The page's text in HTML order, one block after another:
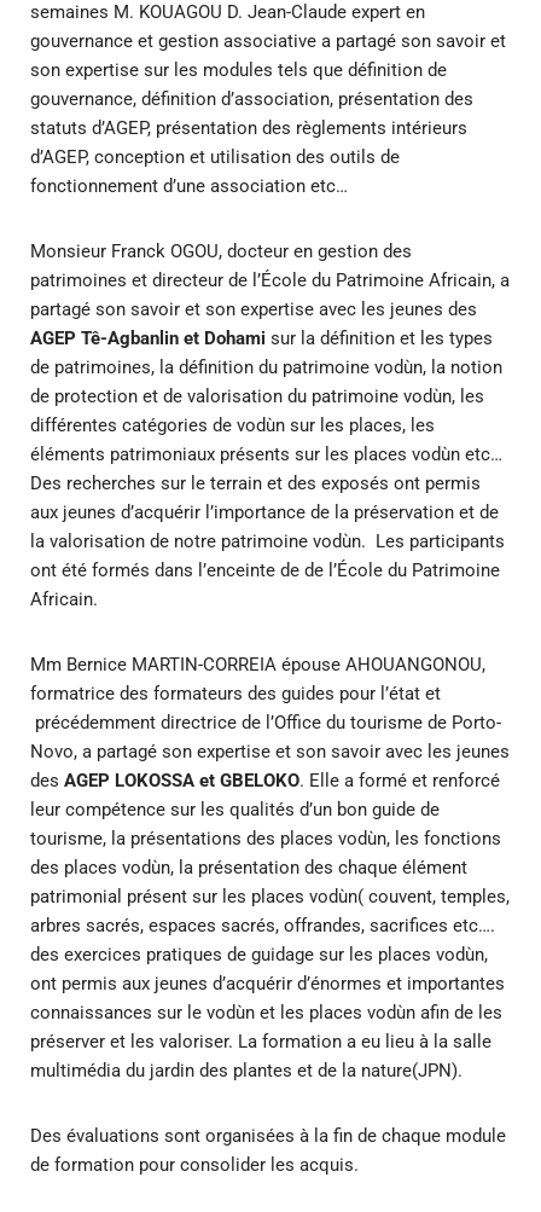
semaines M. KOUAGOU D. Jean-Claude expert en
gouvernance et gestion associative a partagé son savoir et
son expertise sur les modules tels que définition de
gouvernance, définition d’association, présentation des
statuts d’AGEP, présentation des règlements intérieurs
d’AGEP, conception et utilisation des outils de
fonctionnement d’une association etc…
Monsieur Franck OGOU, docteur en gestion des
patrimoines et directeur de l’École du Patrimoine Africain, a
partagé son savoir et son expertise avec les jeunes des
AGEP Tê-Agbanlin et Dohami sur la définition et les types
de patrimoines, la définition du patrimoine vodùn, la notion
de protection et de valorisation du patrimoine vodùn, les
différentes catégories de vodùn sur les places, les
éléments patrimoniaux présents sur les places vodùn etc…
Des recherches sur le terrain et des exposés ont permis
aux jeunes d’acquérir l’importance de la préservation et de
la valorisation de notre patrimoine vodùn. Les participants
ont été formés dans l’enceinte de de l’École du Patrimoine
Africain.
Mm Bernice MARTIN-CORREIA épouse AHOUANGONOU,
formatrice des formateurs des guides pour l’état et
précédemment directrice de l’Office du tourisme de Porto-
Novo, a partagé son expertise et son savoir avec les jeunes
des AGEP LOKOSSA et GBELOKO. Elle a formé et renforcé
leur compétence sur les qualités d’un bon guide de
tourisme, la présentations des places vodùn, les fonctions
des places vodùn, la présentation des chaque élément
patrimonial présent sur les places vodùn( couvent, temples,
arbres sacrés, espaces sacrés, offrandes, sacrifices etc….
des exercices pratiques de guidage sur les places vodùn,
ont permis aux jeunes d’acquérir d’énormes et importantes
connaissances sur le vodùn et les places vodùn afin de les
préserver et les valoriser. La formation a eu lieu à la salle
multimédia du jardin des plantes et de la nature(JPN).
Des évaluations sont organisées à la fin de chaque module
de formation pour consolider les acquis.